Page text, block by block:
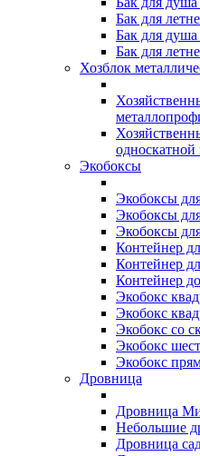
Бак для
Бак для
Бак для
Хозблок
Экобоксы
Экобоксы
Экобоксы
Экобоксы
Контейнер
Контейнер
Контейнер
Экобокс
Экобокс
Экобокс со
Экобокс
Экобокс
Дровница
Дровница
Небольшие
Дровница